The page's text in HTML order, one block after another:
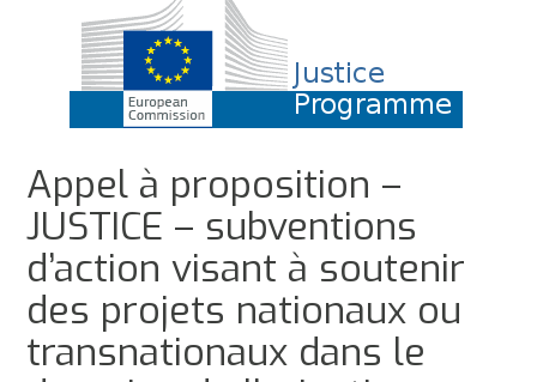
Appel à proposition –
JUSTICE – subventions
d’action visant à soutenir
des projets nationaux ou
transnationaux dans le